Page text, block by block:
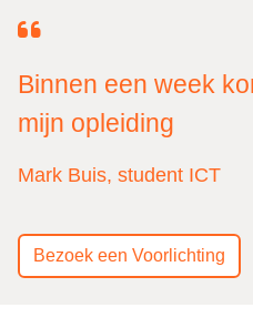
Binnen een week
mijn opleiding
Mark Buis, student ICT
Bezoek een Voorlichting